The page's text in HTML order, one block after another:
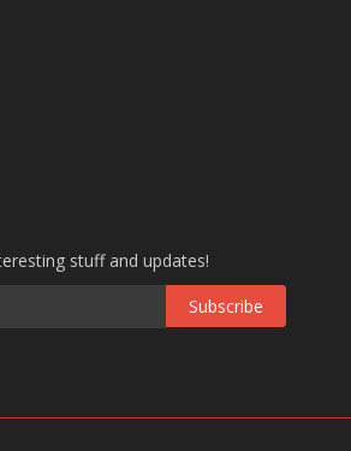
stuff and updates!
Subscribe